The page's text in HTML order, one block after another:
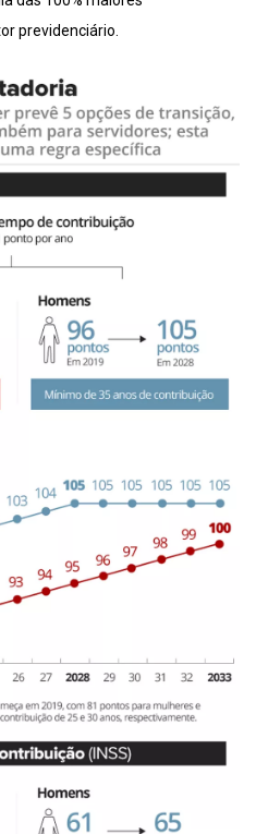
previdenciário.